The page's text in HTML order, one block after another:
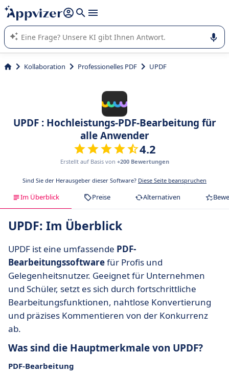
beantworten (mehrere Zeilen mit
Die KI von Appvizer führt Sie bei der Nutzung oder Auswahl
von SaaS-Software in Unternehmen.
Kollaboration Professionelles PDF UPDF
UPDF : Hochleistungs-PDF-Bearbeitung für
alle Anwender
4.2
Erstellt auf Basis von +200 Bewertungen
Sind Sie der Herausgeber dieser Software? Diese Seite beanspruchen
Im Überblick Preise Alternativen
UPDF: Im Überblick
UPDF ist eine umfassende PDF-
Bearbeitungssoftwarefür Profis und
Gelegenheitsnutzer. Geeignet für Unternehmen
und Schüler, setzt es sich durch fortschrittliche
Bearbeitungsfunktionen, nahtlose Konvertierung
und präzises Kommentieren von der Konkurrenz
ab.
Was sind die Hauptmerkmale von UPDF?
PDF-Bearbeitung